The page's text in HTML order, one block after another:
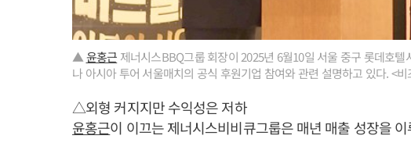
▲윤홍근 제너시스BBQ그룹 회장이 2025년 6월10일 서울 중구 롯데호
나 아시아 투어 서울매치의 공식 후원기업 참여와 관련 설명하고 있다. <
△외형 커지지만 수익성은 저하
윤홍근이 이끄는 제너시스비비큐그룹은 매년 매출 성장을